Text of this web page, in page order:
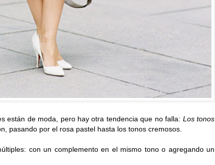
están de moda, pero hay otra tendencia que no falla: Los tonos
pasando por el rosa pastel hasta los tonos cremosos.
con un complemento en el mismo tono o agregando un